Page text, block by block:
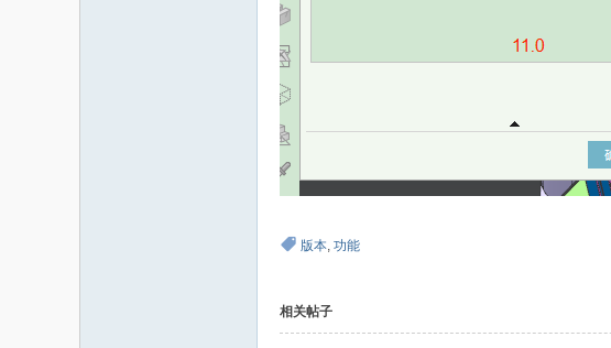
版本, 功能
相关帖子